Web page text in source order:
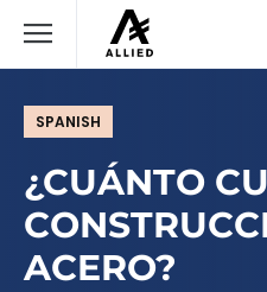
SPANISH
¿CUÁNTO
ACERO?